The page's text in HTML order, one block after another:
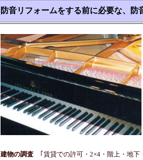
防音リフォームをする前に必要な、防
建物の調査 ｢賃貸での許可・2×4・階上・地